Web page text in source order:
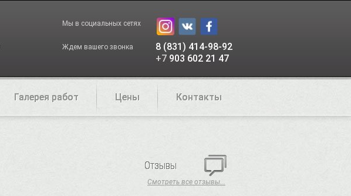
Мы в социальных сетях
Ждем вашего звонка
8 (831) 414-98-92
+7 903 602 21 47
Галерея работ Цены Контакты
Отзывы
Смотреть все отзывы...